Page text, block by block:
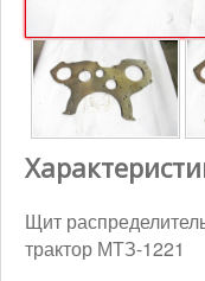
Щит
трактор МТЗ-1221